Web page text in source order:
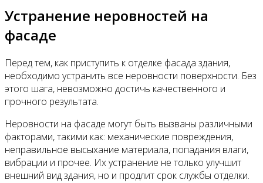
Устранение неровностей на
фасаде
Перед тем, как приступить к отделке фасада здания,
необходимо устранить все неровности поверхности. Без
этого шага, невозможно достичь качественного и
прочного результата.
Неровности на фасаде могут быть вызваны различными
факторами, такими как: механические повреждения,
неправильное высыхание материала, попадания влаги,
вибрации и прочее. Их устранение не только улучшит
внешний вид здания, но и продлит срок службы отделки.